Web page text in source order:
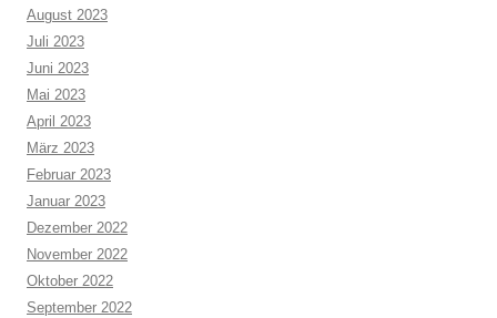
August 2023
Juli 2023
Juni 2023
Mai 2023
April 2023
März 2023
Februar 2023
Januar 2023
Dezember 2022
November 2022
Oktober 2022
September 2022